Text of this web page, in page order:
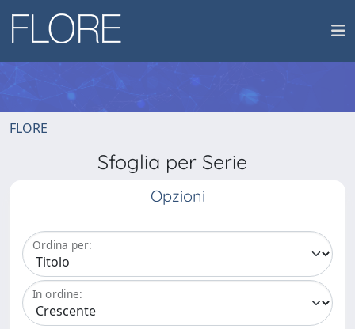
FLORE
Sfoglia per Serie
Opzioni
Ordina per:
In ordine: